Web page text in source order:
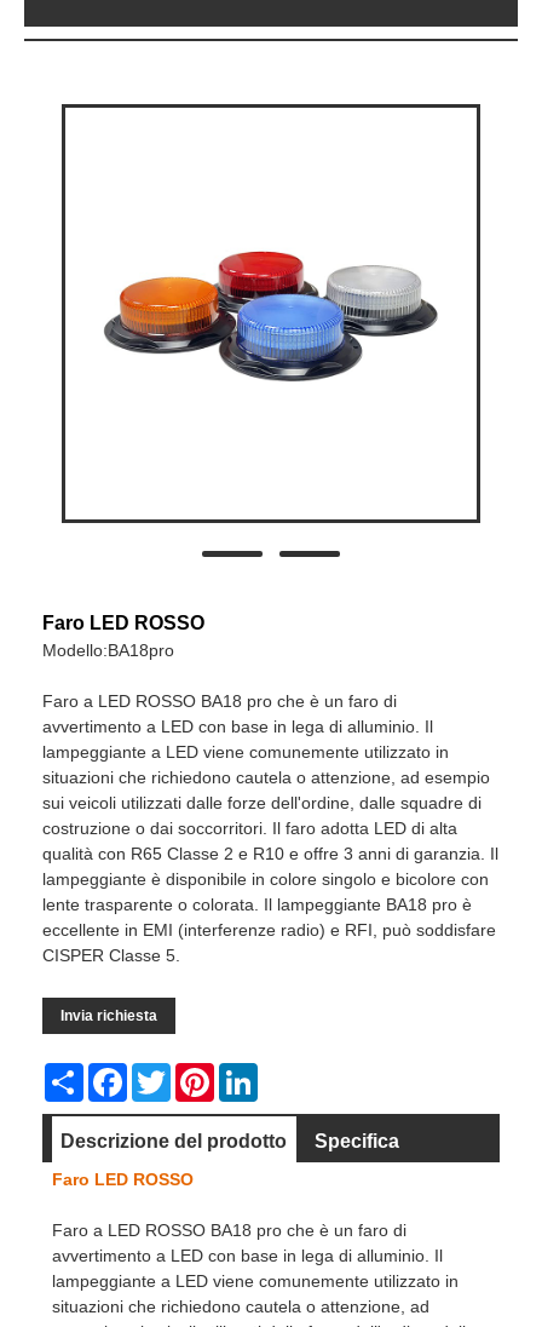
Faro LED ROSSO
Modello:BA18pro
Faro a LED ROSSO BA18 pro che è un faro di
avvertimento a LED con base in lega di alluminio. Il
lampeggiante a LED viene comunemente utilizzato in
situazioni che richiedono cautela o attenzione, ad esempio
sui veicoli utilizzati dalle forze dell'ordine, dalle squadre di
costruzione o dai soccorritori. Il faro adotta LED di alta
qualità con R65 Classe 2 e R10 e offre 3 anni di garanzia. Il
lampeggiante è disponibile in colore singolo e bicolore con
lente trasparente o colorata. Il lampeggiante BA18 pro è
eccellente in EMI (interferenze radio) e RFI, può soddisfare
CISPER Classe 5.
Invia richiesta
Share Facebook
TwitterPinterest
Descrizione del prodotto Specifica
Faro LED ROSSO
Faro a LED ROSSO BA18 pro che è un faro di
avvertimento a LED con base in lega di alluminio. Il
lampeggiante a LED viene comunemente utilizzato in
situazioni che richiedono cautela o attenzione, ad